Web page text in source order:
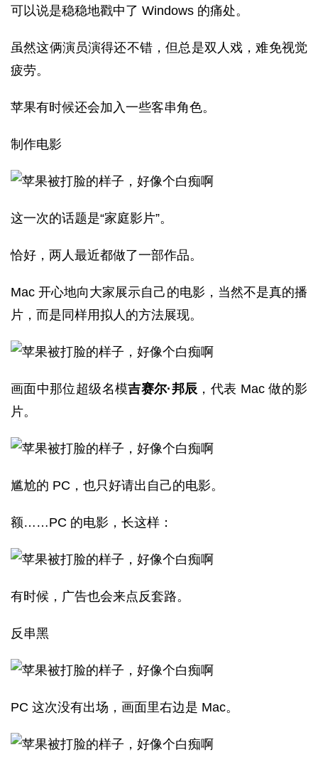
可以说是稳稳地戳中了 Windows 的痛处。
虽然这俩演员演得还不错，但总是双人戏，难免视觉
疲劳。
苹果有时候还会加入一些客串角色。
制作电影
这一次的话题是“家庭影片”。
恰好，两人最近都做了一部作品。
Mac 开心地向大家展示自己的电影，当然不是真的播
片，而是同样用拟人的方法展现。
画面中那位超级名模吉赛尔·邦辰 ，代表 Mac 做的影
片。
尴尬的 PC，也只好请出自己的电影。
额……PC 的电影，长这样：
有时候，广告也会来点反套路。
反串黑
PC 这次没有出场，画面里右边是 Mac。